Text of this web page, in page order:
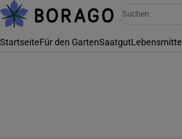
StartseiteFür den GartenSaatgutLebensmittel